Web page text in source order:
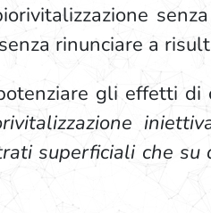
rinunciare a
gli effetti di
superficiali che su